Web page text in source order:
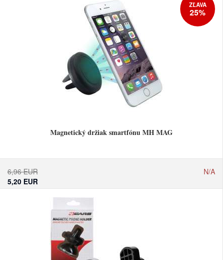
ZĽAVA
25%
Magnetický držiak smartfónu MH MAG
N/A
6,96 EUR
5,20 EUR